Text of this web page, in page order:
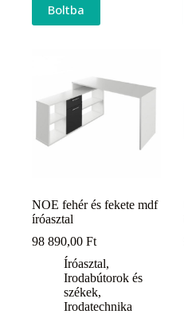
Boltba
NOE fehér és fekete mdf
íróasztal
98 890,00 Ft
Íróasztal,
Irodabútorok és
székek,
Irodatechnika